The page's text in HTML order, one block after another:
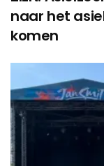
naar het
komen